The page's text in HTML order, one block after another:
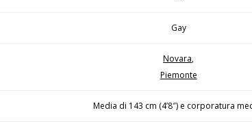
Gay
Novara,
Piemonte
Media di 143 cm (4’8″) e corporatura